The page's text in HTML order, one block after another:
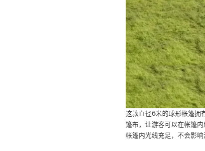
这款直径6米的球形帐篷拥
篷布，让游客可以在帐篷
帐篷内光线充足，不会影